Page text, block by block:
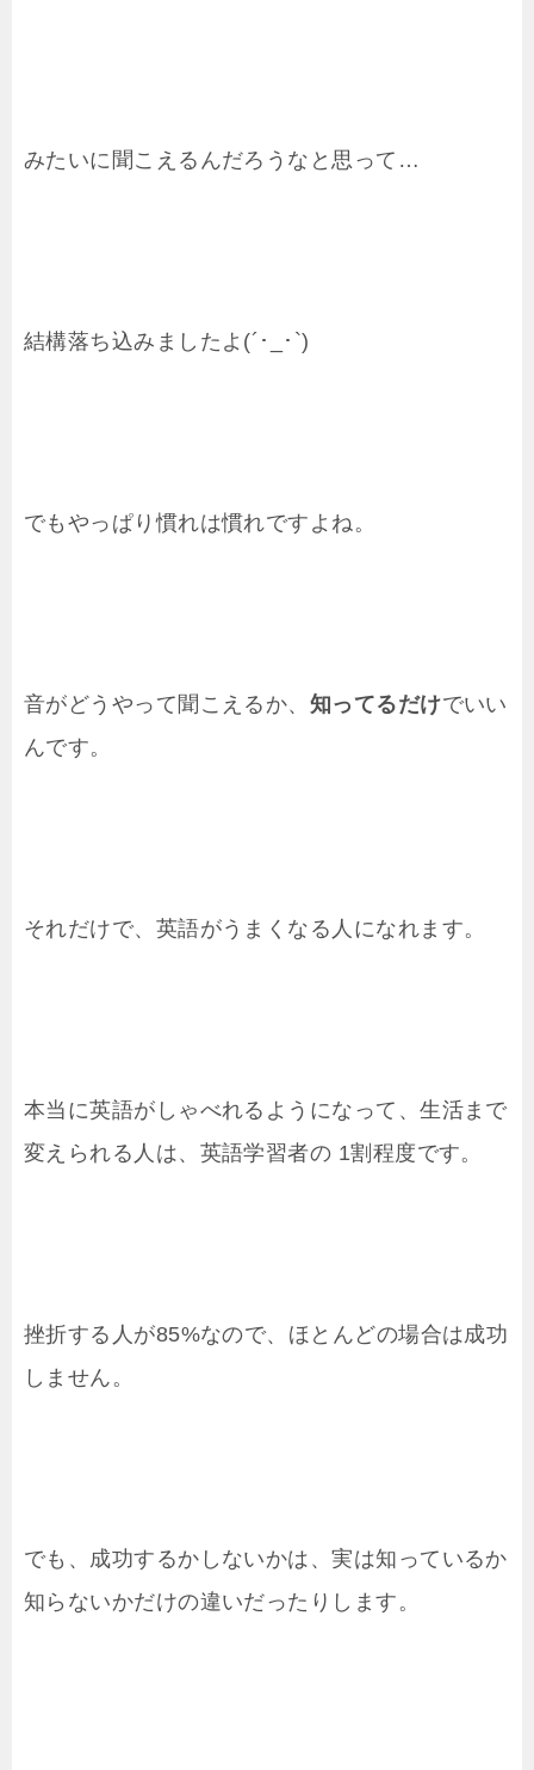
みたいに聞こえるんだろうなと思って…
結構落ち込みましたよ(´･_･`)
でもやっぱり慣れは慣れですよね。
音がどうやって聞こえるか、 知ってるだけでいい
んです。
それだけで、英語がうまくなる人になれます。
本当に英語がしゃべれるようになって、生活まで
変えられる人は、英語学習者の 1割程度です。
挫折する人が85%なので、ほとんどの場合は成功
しません。
でも、成功するかしないかは、実は知っているか
知らないかだけの違いだったりします。